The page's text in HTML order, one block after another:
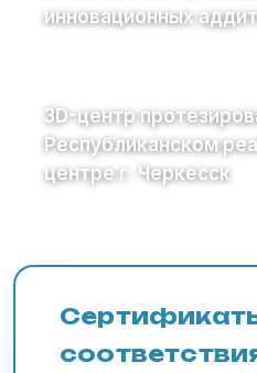
инновационных
3D-центр
Республиканском
центре г. Черкесск